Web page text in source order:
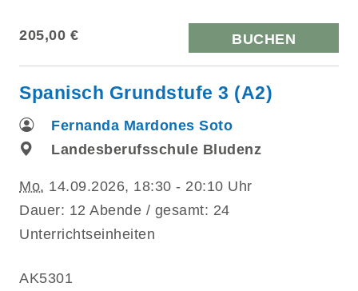
205,00 € BUCHEN
Spanisch Grundstufe 3 (A2)
Fernanda Mardones Soto
Landesberufsschule Bludenz
Mo. 14.09.2026, 18:30 - 20:10 Uhr
Dauer: 12 Abende / gesamt: 24
Unterrichtseinheiten
AK5301